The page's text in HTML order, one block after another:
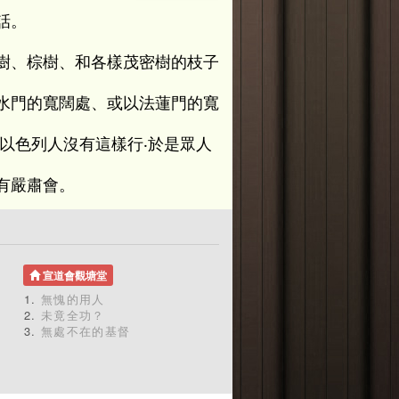
、棕樹、和各樣茂密樹的枝子
的寬闊處、或以法蓮門的寬
色列人沒有這樣行‧於是眾人
肅會。
宣道會觀塘堂
無愧的用人
未竟全功？
無處不在的基督